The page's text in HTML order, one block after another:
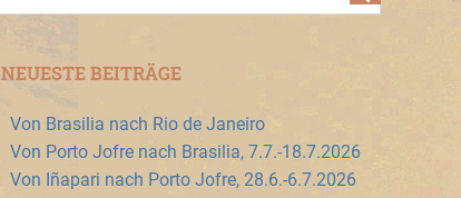
NEUESTE BEITRÄGE
Von Brasilia nach Rio de Janeiro
Von Porto Jofre nach Brasilia, 7.7.-18.7.2026
Von Iñapari nach Porto Jofre, 28.6.-6.7.2026